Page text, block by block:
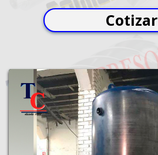
Cotizar